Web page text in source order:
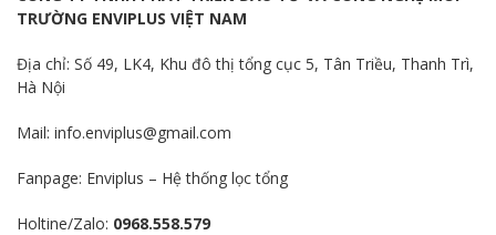
TRƯỜNG ENVIPLUS VIỆT NAM
Địa chỉ: Số 49, LK4, Khu đô thị tổng cục 5, Tân Triều, Thanh Trì,
Hà Nội
Mail: info.enviplus@gmail.com
Fanpage: Enviplus – Hệ thống lọc tổng
Holtine/Zalo: 0968.558.579